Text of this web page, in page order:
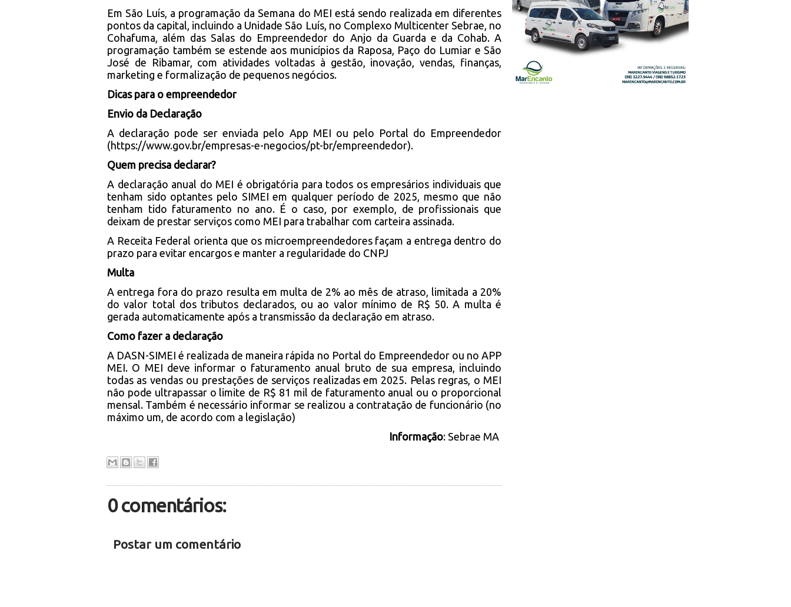
Em São Luís, a programação da Semana do MEI está sendo realizada em diferentes
pontos da capital, incluindo a Unidade São Luís, no Complexo Multicenter Sebrae, no
Cohafuma, além das Salas do Empreendedor do Anjo da Guarda e da Cohab. A
programação também se estende aos municípios da Raposa, Paço do Lumiar e São
José de Ribamar, com atividades voltadas à gestão, inovação, vendas, finanças,
marketing e formalização de pequenos negócios.
Dicas para o empreendedor
Envio da Declaração
A declaração pode ser enviada pelo App MEI ou pelo Portal do Empreendedor
(https://www.gov.br/empresas-e-negocios/pt-br/empreendedor).
Quem precisa declarar?
A declaração anual do MEI é obrigatória para todos os empresários individuais que
tenham sido optantes pelo SIMEI em qualquer período de 2025, mesmo que não
tenham tido faturamento no ano. É o caso, por exemplo, de profissionais que
deixam de prestar serviços como MEI para trabalhar com carteira assinada.
A Receita Federal orienta que os microempreendedores façam a entrega dentro do
prazo para evitar encargos e manter a regularidade do CNPJ
Multa
A entrega fora do prazo resulta em multa de 2% ao mês de atraso, limitada a 20%
do valor total dos tributos declarados, ou ao valor mínimo de R$ 50. A multa é
gerada automaticamente após a transmissão da declaração em atraso.
Como fazer a declaração
A DASN-SIMEI é realizada de maneira rápida no Portal do Empreendedor ou no APP
MEI. O MEI deve informar o faturamento anual bruto de sua empresa, incluindo
todas as vendas ou prestações de serviços realizadas em 2025. Pelas regras, o MEI
não pode ultrapassar o limite de R$ 81 mil de faturamento anual ou o proporcional
mensal. Também é necessário informar se realizou a contratação de funcionário (no
máximo um, de acordo com a legislação)
Informação: Sebrae MA
0 comentários:
Postar um comentário